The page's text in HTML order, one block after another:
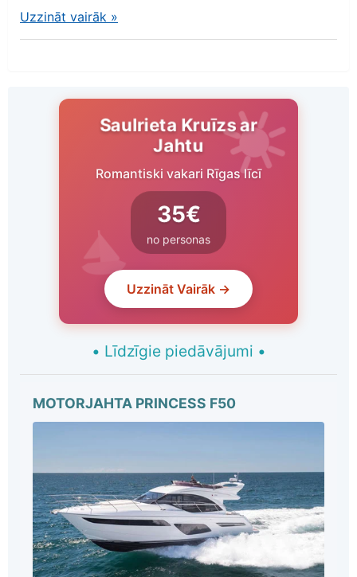
Uzzināt vairāk »
Saulrieta Kruīzs ar
Jahtu
Romantiski vakari Rīgas līcī
35€
no personas
Uzzināt Vairāk →
• Līdzīgie piedāvājumi •
MOTORJAHTA PRINCESS F50